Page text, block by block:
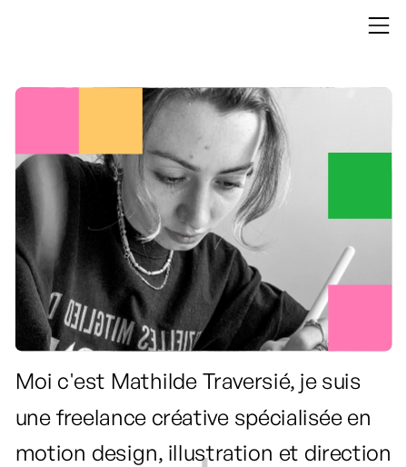
Moi c'est Mathilde Traversié, je suis
une freelance créative spécialisée en
motion design, illustration et direction